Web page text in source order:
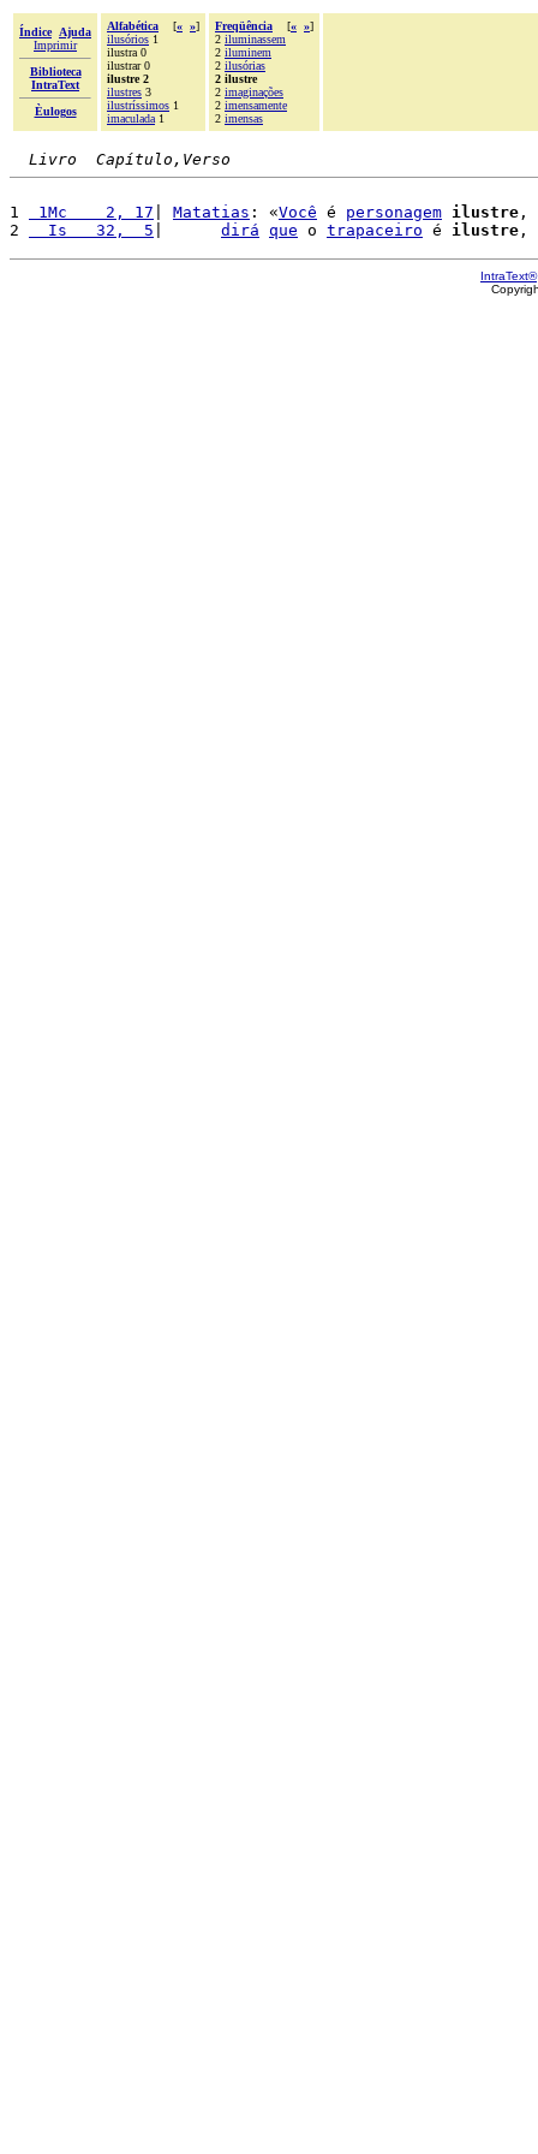
Índice
Ajuda
Imprimir
Biblioteca
IntraText
Èulogos
Alfabética [« »]
ilusórios 1
ilustra 0
ilustrar 0
ilustre 2
ilustres 3
ilustríssimos 1
imaculada 1
Freqüência [« »]
2 iluminassem
2 iluminem
2 ilusórias
2 ilustre
2 imaginações
2 imensamente
2 imensas
Livro  Capítulo,Verso
1 1Mc    2, 17 Matatias : «Você é personagem ilustre ,
2
  Is   32,  5
dirá que o trapaceiro é ilustre
IntraText®